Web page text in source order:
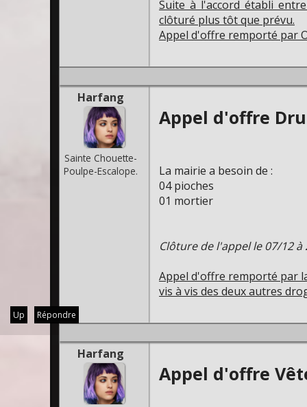
Suite à l'accord établi
clôturé plus tôt que prévu.
Appel d'offre remporté par
Harfang
Sainte Chouette-
Poulpe-Escalope.
Appel d'offre
La mairie a besoin de :
04 pioches
01 mortier
Clôture de l'appel le 07/12 à
Appel d'offre remporté par
vis à vis des deux autres
Harfang
Appel d'offre
Répondre
Up